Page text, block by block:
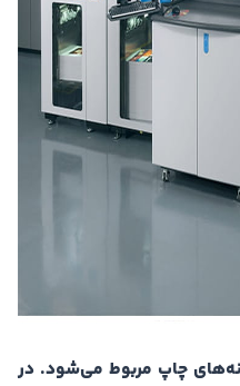
چاپ مربوط می‌شود. در